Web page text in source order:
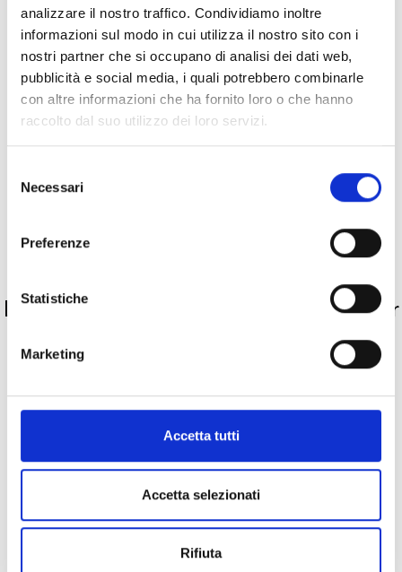
analizzare il nostro traffico. Condividiamo inoltre
informazioni sul modo in cui utilizza il nostro sito con i
nostri partner che si occupano di analisi dei dati web,
pubblicità e social media, i quali potrebbero combinarle
con altre informazioni che ha fornito loro o che hanno
raccolto dal suo utilizzo dei loro servizi.
delNecessari
Preferenze
Statistiche
Marketing
Accetta tutti
Accetta selezionati
Rifiuta
Marchio
Bartorelli Italian Jewels
Collezione
Bartorelli
Codice
BAAN234
Per
Donna
Descrizione
La nostra selezione di prodotti scelti per